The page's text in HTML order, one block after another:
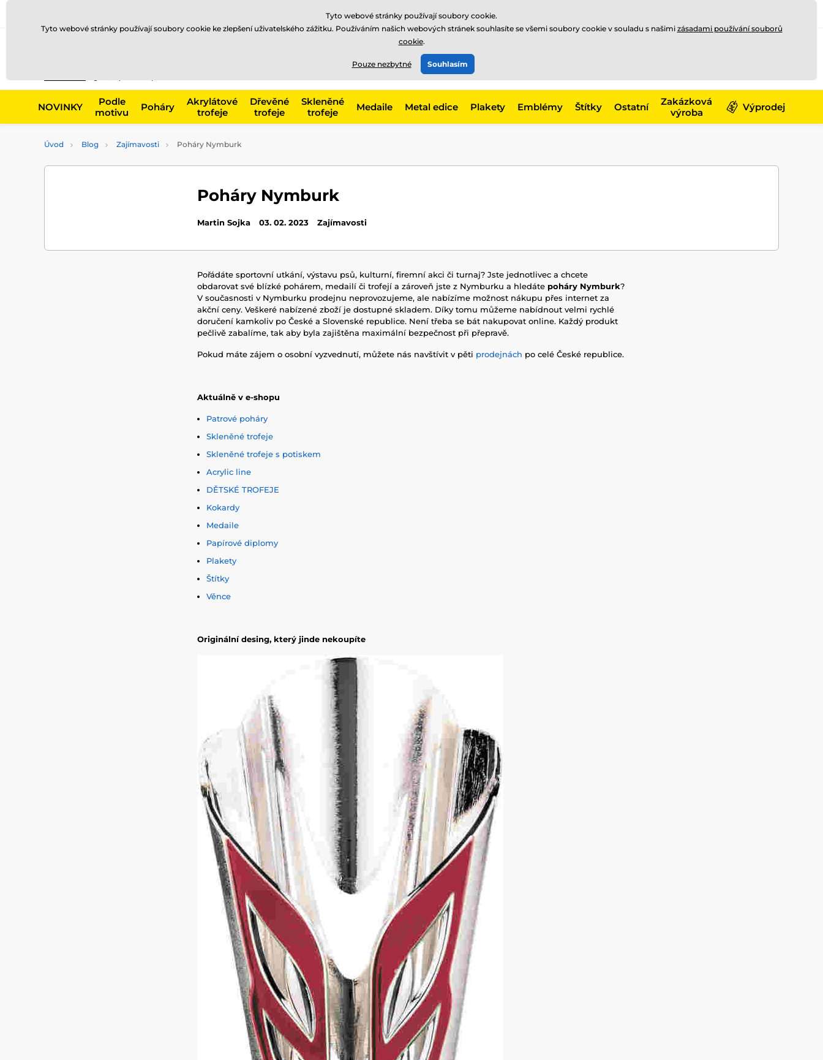
775 400 255
Zavolejte nám
NOVINKY
Podle
motivu
Poháry
Akrylátové
trofeje
Dřevěné
trofeje
Skleněné
trofeje
Medaile Metal edice Plakety Emblémy Štítky Ostatní
Zakázková
výroba
Výprodej
Úvod Blog Zajímavosti Poháry Nymburk
Poháry Nymburk
Martin Sojka 03. 02. 2023 Zajímavosti
Pořádáte sportovní utkání, výstavu psů, kulturní, firemní akci či turnaj? Jste jednotlivec a chcete
obdarovat své blízké pohárem, medailí či trofejí a zároveň jste z Nymburku a hledáte poháry Nymburk?
V současnosti v Nymburku prodejnu neprovozujeme, ale nabízíme možnost nákupu přes internet za
akční ceny. Veškeré nabízené zboží je dostupné skladem. Díky tomu můžeme nabídnout velmi rychlé
doručení kamkoliv po České a Slovenské republice. Není třeba se bát nakupovat online. Každý produkt
pečlivě zabalíme, tak aby byla zajištěna maximální bezpečnost při přepravě.
Pokud máte zájem o osobní vyzvednutí, můžete nás navštívit v pěti prodejnách po celé České republice.
Aktuálně v e-shopu
Patrové poháry
Skleněné trofeje
Skleněné trofeje s potiskem
Acrylic line
DĚTSKÉ TROFEJE
Kokardy
Medaile
Papírové diplomy
Plakety
Štítky
Věnce
Originální desing, který jinde nekoupíte
Tyto webové stránky používají soubory cookie.
Tyto webové stránky používají soubory cookie ke zlepšení uživatelského zážitku. Používáním našich webových stránek souhlasíte se všemi soubory cookie v souladu s našimi zásadami používání souborů
cookie.
Pouze nezbytné Souhlasím